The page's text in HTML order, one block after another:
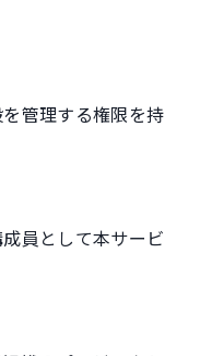
管理する権限を持
員として本サービ